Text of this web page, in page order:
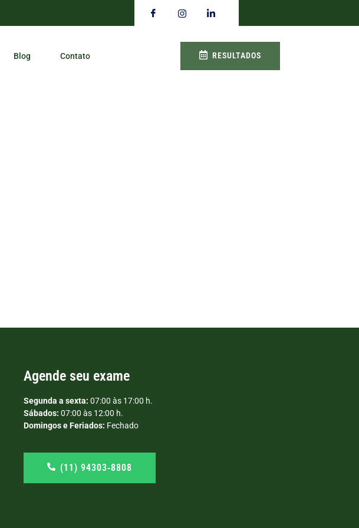
Blog Contato RESULTADOS
Agende seu exame
Segunda a sexta: 07:00 às 17:00 h.
Sábados: 07:00 às 12:00 h.
Domingos e Feriados: Fechado
(11) 94303‑8808